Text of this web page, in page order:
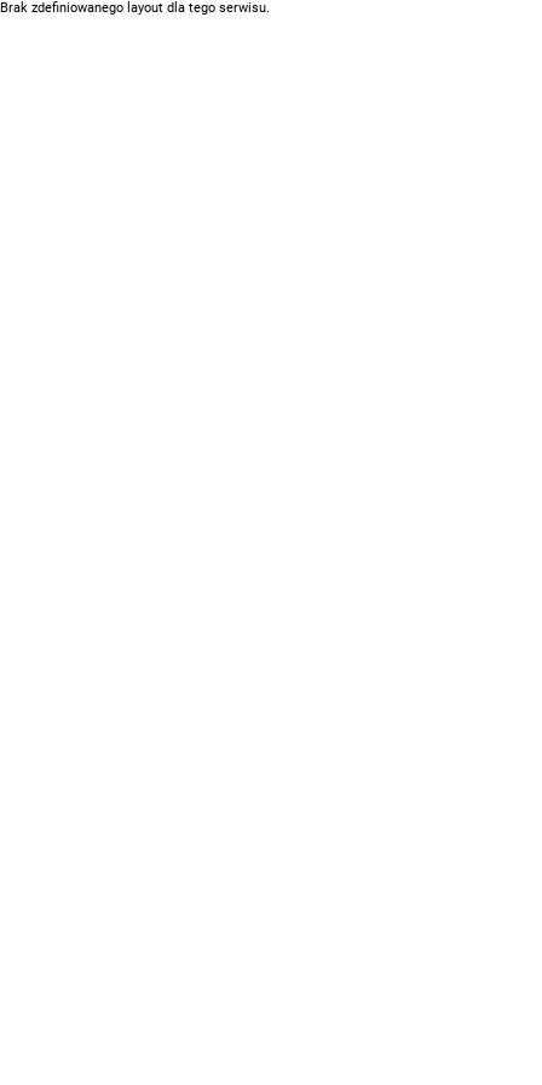
Brak zdefiniowanego layout dla tego serwisu.